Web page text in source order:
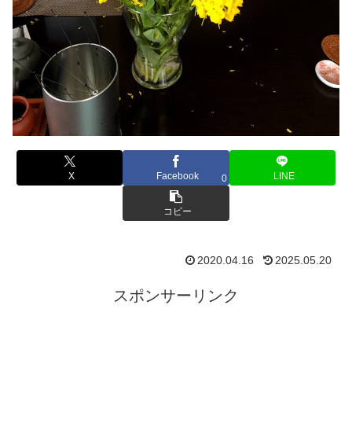
X Facebook 0 LINE
コピー
2020.04.16 2025.05.20
スポンサーリンク